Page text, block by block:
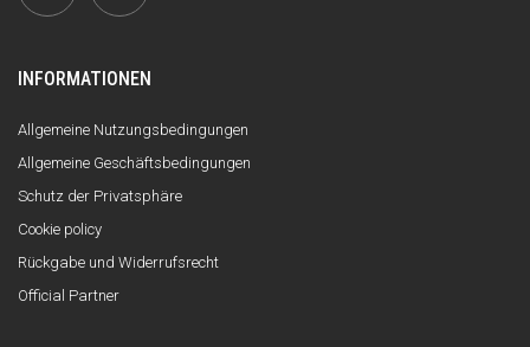
INFORMATIONEN
Allgemeine Nutzungsbedingungen
Allgemeine Geschäftsbedingungen
Schutz der Privatsphäre
Cookie policy
Rückgabe und Widerrufsrecht
Official Partner